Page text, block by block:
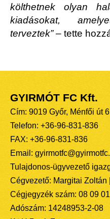
költhetnek olyan
kiadásokat,
terveztek”– tette
GYIRMÓT FC Kft.
Cím: 9019 Győr, Ménfői út
Telefon: +36-96-831-836
FAX: +36-96-831-836
Email:
Tulajdonos-ügyvezető
Cégvezető: Margitai Zoltán
Cégjegyzék szám: 08 09
Adószám: 14248953-2-08